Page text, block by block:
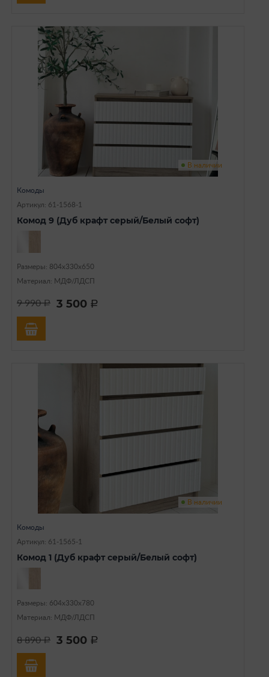
В наличии
Комоды
Артикул: 61-1568-1
Комод 9 (Дуб крафт серый/Белый софт)
Размеры: 804х330х650
Материал: МДФ/ЛДСП
9 990a 3 500 a
В наличии
Комоды
Артикул: 61-1565-1
Комод 1 (Дуб крафт серый/Белый софт)
Размеры: 604х330х780
Материал: МДФ/ЛДСП
8 890a 3 500 a